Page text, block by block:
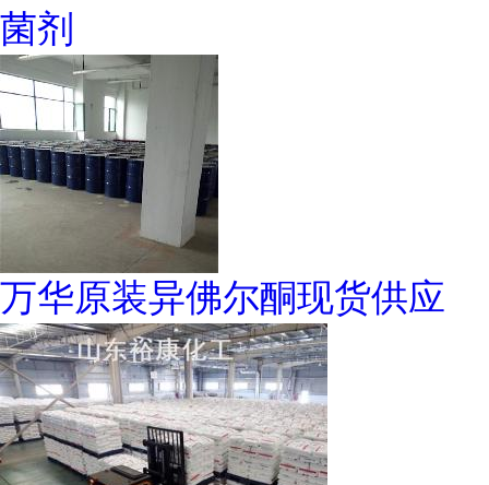
菌剂
万华原装异佛尔酮现货供应